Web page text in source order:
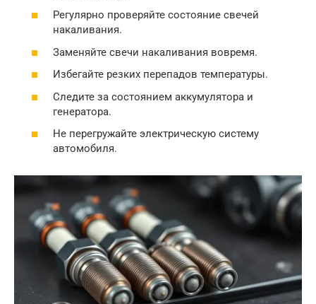
Регулярно проверяйте состояние свечей
накаливания.
Заменяйте свечи накаливания вовремя.
Избегайте резких перепадов температуры.
Следите за состоянием аккумулятора и
генератора.
Не перегружайте электрическую систему
автомобиля.